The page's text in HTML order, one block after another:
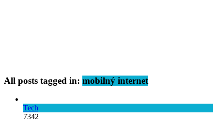
All posts tagged in: mobilný internet
Tech
7342